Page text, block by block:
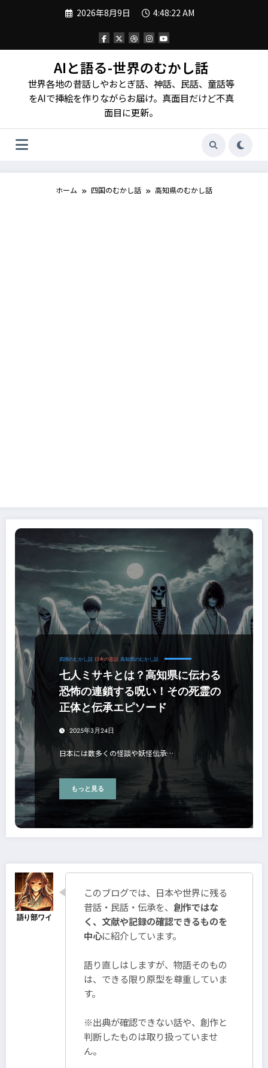
ツ
2026年8月9日 4:48:23 AM
AIと語る-世界のむかし話
世界各地の昔話しやおとぎ話、神話、民話、童話等
をAIで挿絵を作りながらお届け。真面目だけど不真
面目に更新。
ホーム 四国のむかし話 高知県のむかし話
四国のむかし話 日本の昔話 高知県のむかし話
七人ミサキとは？高知県に伝わる
恐怖の連鎖する呪い！その死霊の
正体と伝承エピソード
2025年3月24日
日本には数多くの怪談や妖怪伝承…
もっと見る
このブログでは、日本や世界に残る
昔話・民話・伝承を、 創作ではな
く、文献や記録の確認できるものを
中心に紹介しています。
語り直しはしますが、物語そのもの
は、できる限り原型を尊重していま
す。
※出典が確認できない話や、創作と
判断したものは取り扱っていませ
ん。